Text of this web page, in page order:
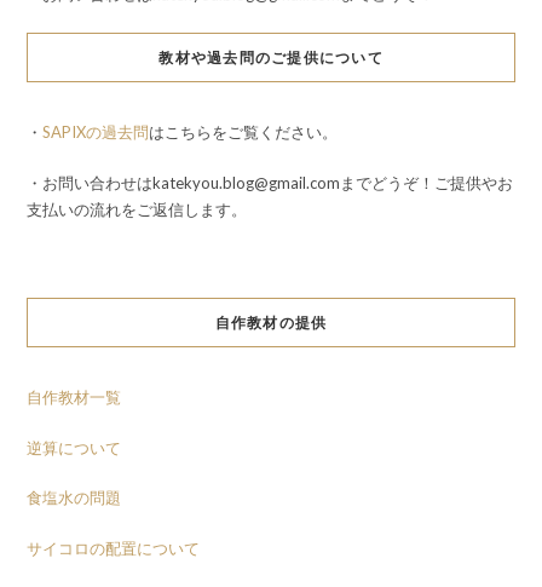
教材や過去問のご提供について
・ SAPIXの過去問はこちらをご覧ください。
・お問い合わせはkatekyou.blog@gmail.comまでどうぞ！ご提供やお
支払いの流れをご返信します。
自作教材の提供
自作教材一覧
逆算について
食塩水の問題
サイコロの配置について